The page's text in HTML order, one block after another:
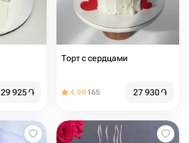
29 925֏
Торт с сердцами️
4.99 165 27 930֏